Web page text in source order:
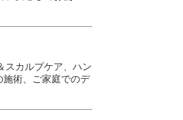
スカルプケア、ハン
施術、ご家庭でのデ